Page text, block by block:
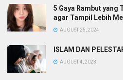
5 Gaya Rambut yang
agar Tampil Lebih
AUGUST 25, 2024
ISLAM DAN
AUGUST 4, 2023